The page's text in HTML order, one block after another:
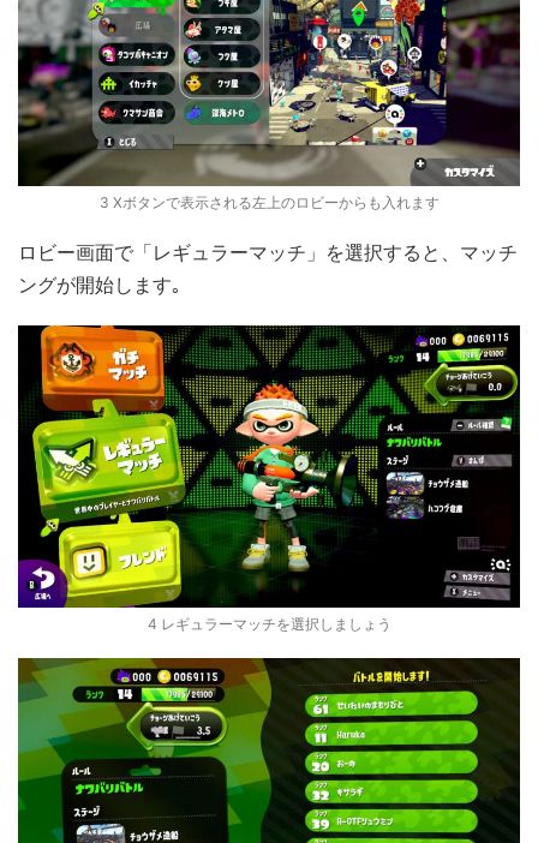
3 Xボタンで表示される左上のロビーからも入れます
ロビー画面で「レギュラーマッチ」を選択すると、マッチ
ングが開始します｡
4 レギュラーマッチを選択しましょう